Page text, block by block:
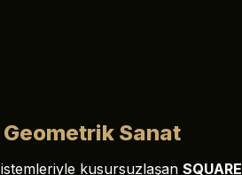
Sanat
kusursuzlaşan SQUARE